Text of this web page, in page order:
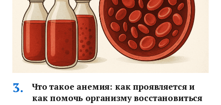
Что такое анемия: как проявляется и
как помочь организму восстановиться